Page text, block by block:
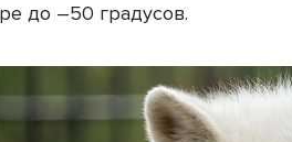
до –50 градусов.